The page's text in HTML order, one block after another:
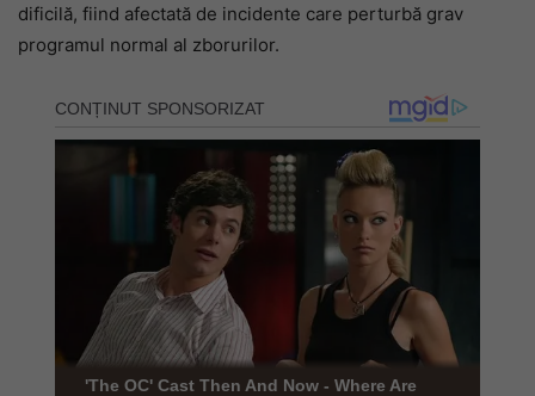
dificilă, fiind afectată de incidente care perturbă grav
programul normal al zborurilor.